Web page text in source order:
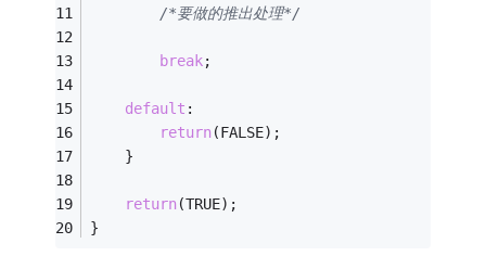
/*要做的推出处理*/
break;
default :
return(FALSE);
	}
return(TRUE);
}